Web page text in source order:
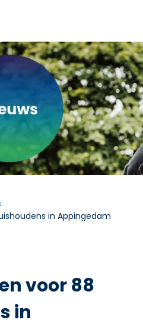
in Appingedam
voor 88
in